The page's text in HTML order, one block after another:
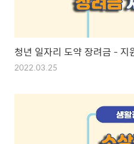
청년 일자리 도약 장려금 - 지
2022.03.25